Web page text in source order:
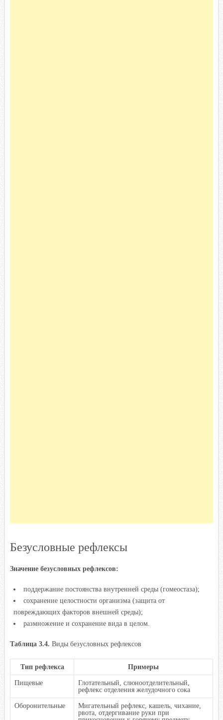
Безусловные рефлексы
Значение безусловных рефлексов:
поддержание постоянства внутренней среды (гомеостаза);
сохранение целостности организма (защита от
повреждающих факторов внешней среды);
размножение и сохранение вида в целом.
Таблица 3.4. Виды безусловных рефлексов
Тип рефлекса
Примеры
Пищевые
Глотательный, слюноотделительный,
рефлекс отделения желудочного сока
Оборонительные
Мигательный рефлекс, кашель, чихание,
рвота, отдергивание руки при